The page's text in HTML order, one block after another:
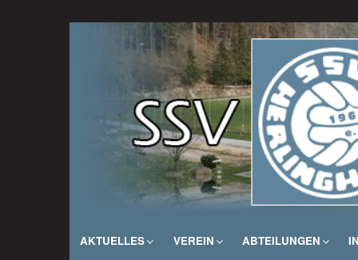
SSV Herlinghausen e. V.
AKTUELLES VEREIN ABTEILUNGEN